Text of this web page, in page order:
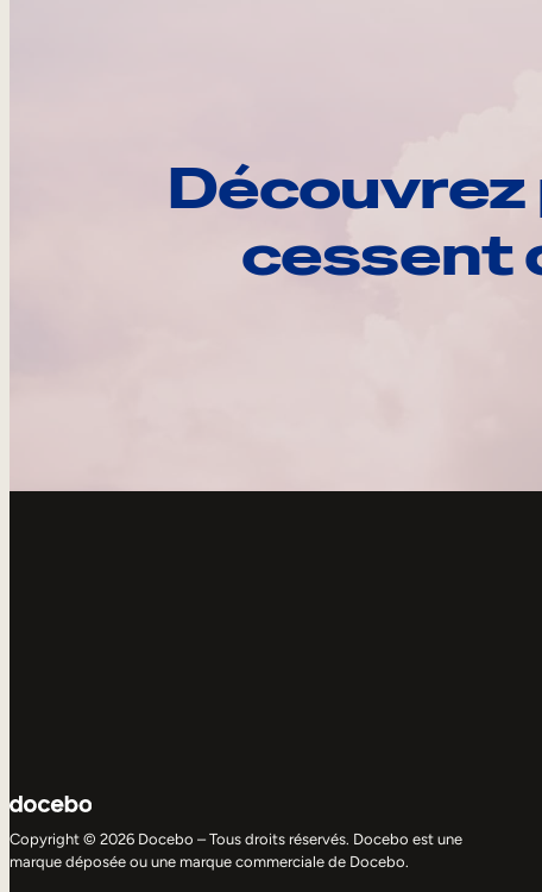
cessent
Copyright © 2026 Docebo – Tous droits réservés. Docebo est une
marque déposée ou une marque commerciale de Docebo.